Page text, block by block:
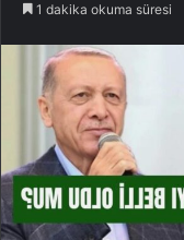
1 dakika okuma süresi